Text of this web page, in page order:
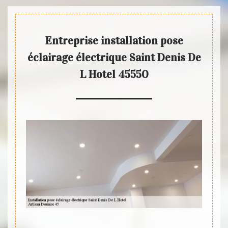
Entreprise installation pose
éclairage électrique Saint Denis De
L Hotel 45550